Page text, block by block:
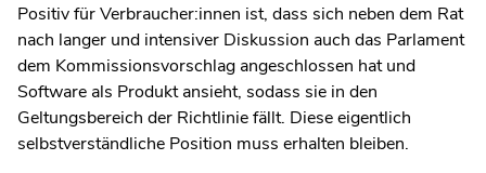
Positiv für Verbraucher:innen ist, dass sich neben dem Rat
nach langer und intensiver Diskussion auch das Parlament
dem Kommissionsvorschlag angeschlossen hat und
Software als Produkt ansieht, sodass sie in den
Geltungsbereich der Richtlinie fällt. Diese eigentlich
selbstverständliche Position muss erhalten bleiben.